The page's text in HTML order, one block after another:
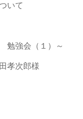
いて
強会（１）～
孝次郎様